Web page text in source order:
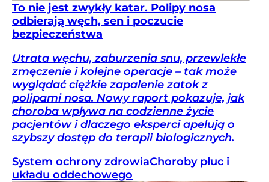
To nie jest zwykły katar. Polipy nosa
odbierają węch, sen i poczucie
bezpieczeństwa
Utrata węchu, zaburzenia snu, przewlekłe
zmęczenie i kolejne operacje – tak może
wyglądać ciężkie zapalenie zatok z
polipami nosa. Nowy raport pokazuje, jak
choroba wpływa na codzienne życie
pacjentów i dlaczego eksperci apelują o
szybszy dostęp do terapii biologicznych.
System ochrony zdrowiaChoroby płuc i
układu oddechowego